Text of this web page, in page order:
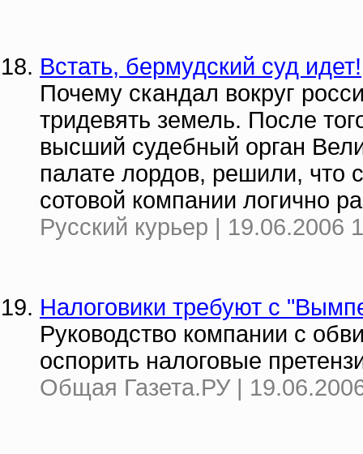
Встать, бермудский суд идет!
Почему скандал вокруг
тридевять земель. После
высший судебный орган
палате лордов, решили, что
сотовой компании логично
Русский курьер | 19.06.2006
Налоговики требуют с
Руководство компании с
оспорить налоговые
Общая Газета.РУ |